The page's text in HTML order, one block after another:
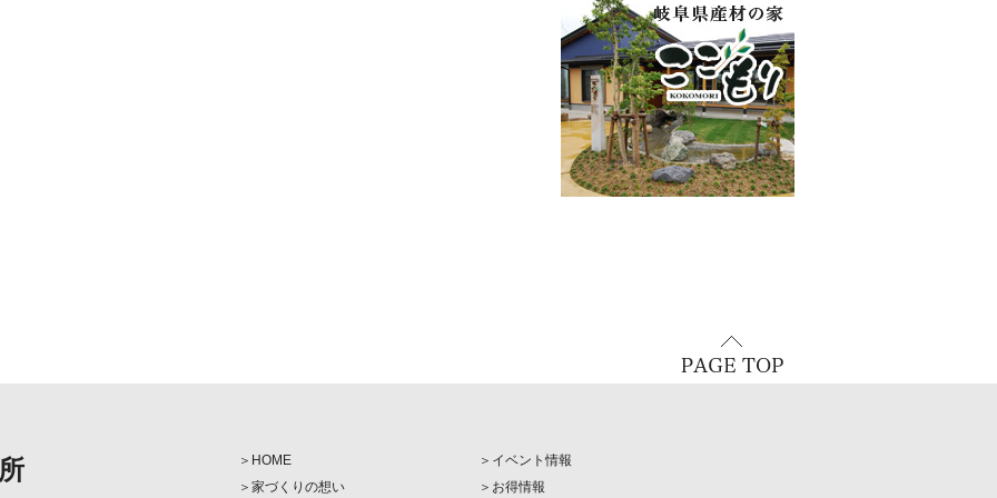
HOME
家づくりの想い
イベント情報
お得情報